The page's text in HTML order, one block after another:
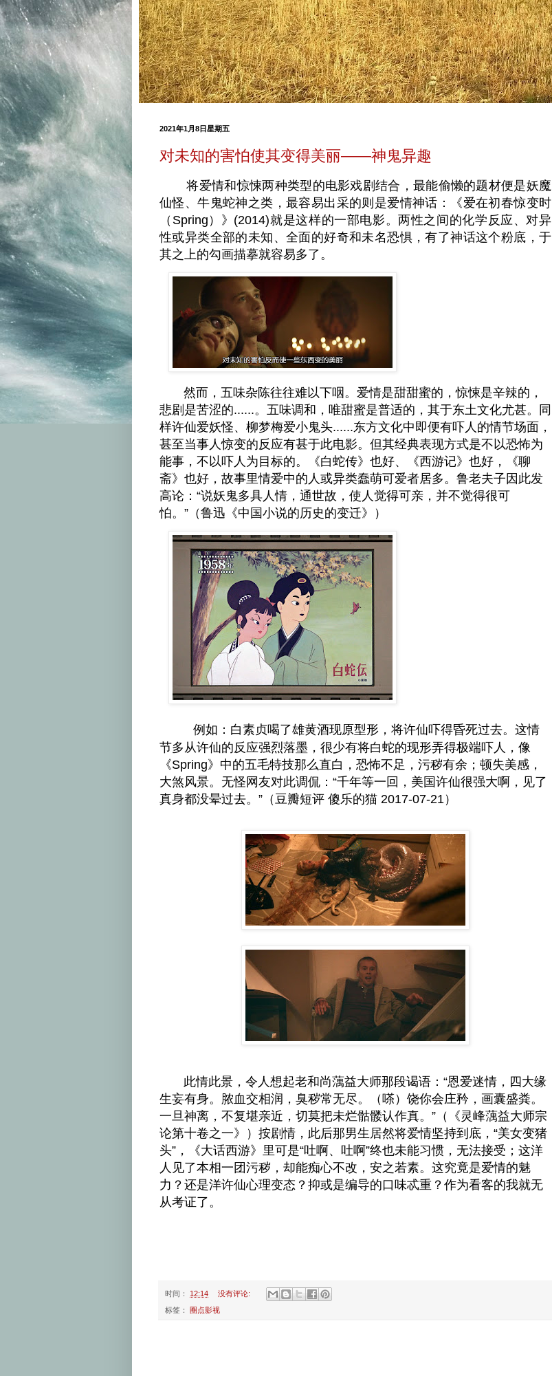
2021年1月8日星期五
对未知的害怕使其变得美丽——神鬼异趣
将爱情和惊悚两种类型的电影戏剧结合，最能偷懒的题材便是妖魔
仙怪、牛鬼蛇神之类，最容易出采的则是爱情神话：
《爱在初春惊变时
（Spring）》(2014)就是这样的一部电影。两性之间的化学反应、对异
性或异类全部的未知、全面的好奇和未名恐惧，有了神话这个粉底，于
其之上的勾画描摹就容易多了。
然而，五味杂陈往往难以下咽。爱情是甜甜蜜的，惊悚是辛辣的，
悲剧是苦涩的......。五味调和，唯甜蜜是普适的，其于东土文化尤甚。同
样许仙爱妖怪、柳梦梅爱小鬼头......东方文化中即便有吓人的情节场面，
甚至当事人惊变的反应有甚于此电影。但其经典表现方式是不以恐怖为
能事，不以吓人为目标的。《白蛇传》也好、《西游记》也好，《聊
斋》也好，故事里情爱中的人或异类蠢萌可爱者居多。鲁老夫子因此发
高论：“说妖鬼多具人情，通世故，使人觉得可亲，并不觉得很可
怕。”（鲁迅《中国小说的历史的变迁》）
例如：白素贞喝了雄黄酒现原型形，将许仙吓得昏死过去。这情
节多从许仙的反应强烈落墨，很少有将白蛇的现形弄得极端吓人，像
《Spring》 中的五毛特技那么直白，恐怖不足，污秽有余；顿失美感，
大煞风景。无怪网友对此调侃：“千年等一回，美国许仙很强大啊，见了
真身都没晕过去。”（豆瓣短评 傻乐的猫 2017-07-21）
此情此景，令人想起老和尚蕅益大师那段谒语：“恩爱迷情，四大缘
生妄有身。脓血交相润，臭秽常无尽。（嗏）饶你会庄矜，画囊盛粪。
一旦神离，不复堪亲近，切莫把未烂骷髅认作真。”（《灵峰蕅益大师宗
论第十卷之一》）按剧情，此后那男生居然将爱情坚持到底，“美女变猪
头”，《大话西游》里可是“吐啊、吐啊”终也未能习惯，无法接受；这洋
人见了本相一团污秽，却能痴心不改，安之若素。这究竟是爱情的魅
力？还是洋许仙心理变态？抑或是编导的口味忒重？作为看客的我就无
从考证了。
时间： 12:14 没有评论:
标签： 圈点影视